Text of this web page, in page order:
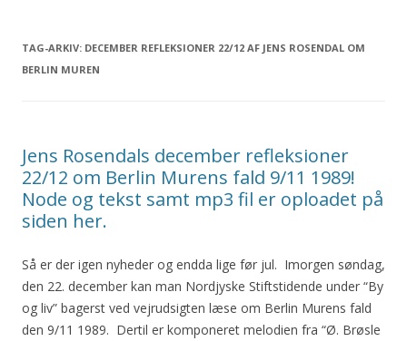
TAG-ARKIV: DECEMBER REFLEKSIONER 22/12 AF JENS ROSENDAL OM
BERLIN MUREN
Jens Rosendals december refleksioner
22/12 om Berlin Murens fald 9/11 1989!
Node og tekst samt mp3 fil er oploadet på
siden her.
Så er der igen nyheder og endda lige før jul. Imorgen søndag,
den 22. december kan man Nordjyske Stiftstidende under “By
og liv” bagerst ved vejrudsigten læse om Berlin Murens fald
den 9/11 1989. Dertil er komponeret melodien fra “Ø. Brøsle